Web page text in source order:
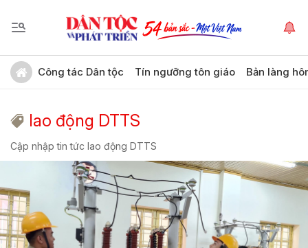
Công tác Dân tộc Tín ngưỡng tôn giáo Bản làng
lao động DTTS
Cập nhập tin tức lao động DTTS